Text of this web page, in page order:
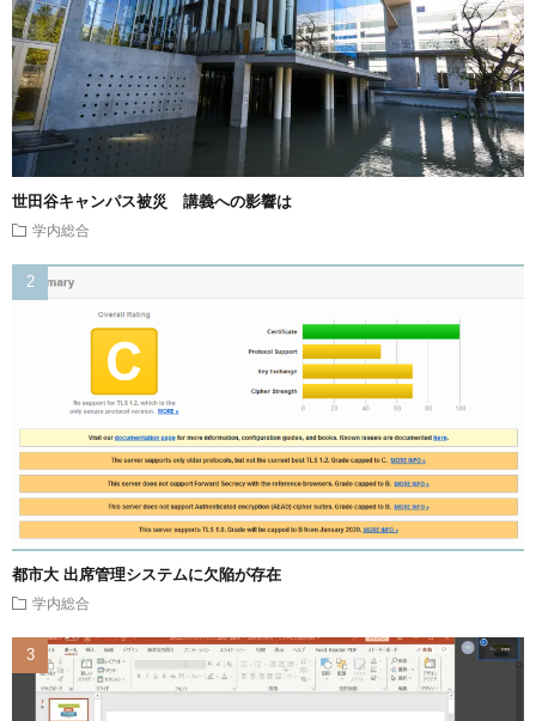
世田谷キャンパス被災 講義への影響は
学内総合
都市大 出席管理システムに欠陥が存在
学内総合